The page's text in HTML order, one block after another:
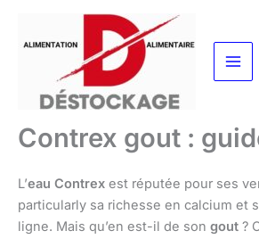
contenu
Contrex gout :
L’eau Contrex est réputée pour ses
particularly sa richesse en calcium et
ligne. Mais qu’en est-il de son gout ?